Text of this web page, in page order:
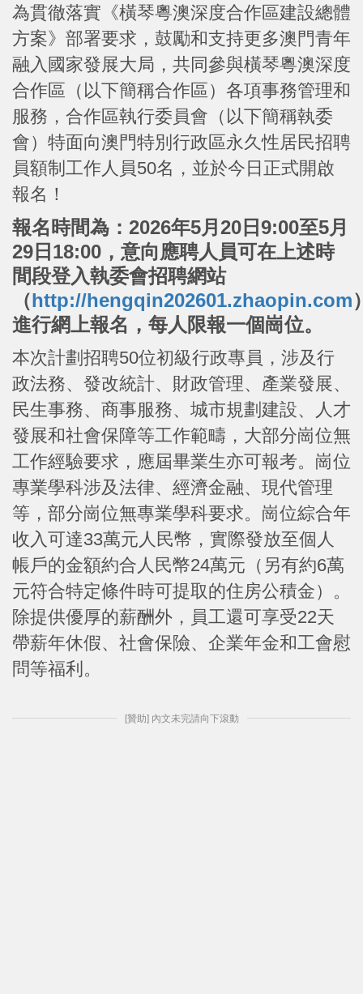
為貫徹落實《橫琴粵澳深度合作區建設總體
方案》部署要求，鼓勵和支持更多澳門青年
融入國家發展大局，共同參與橫琴粵澳深度
合作區（以下簡稱合作區）各項事務管理和
服務，合作區執行委員會（以下簡稱執委
會）特面向澳門特別行政區永久性居民招聘
員額制工作人員50名，並於今日正式開啟
報名！
報名時間為：2026年5月20日9:00至5月
29日18:00，意向應聘人員可在上述時
間段登入執委會招聘網站
（http://hengqin202601.zhaopin.com
進行網上報名，每人限報一個崗位。
本次計劃招聘50位初級行政專員，涉及行
政法務、發改統計、財政管理、產業發展、
民生事務、商事服務、城市規劃建設、人才
發展和社會保障等工作範疇，大部分崗位無
工作經驗要求，應屆畢業生亦可報考。崗位
專業學科涉及法律、經濟金融、現代管理
等，部分崗位無專業學科要求。崗位綜合年
收入可達33萬元人民幣，實際發放至個人
帳戶的金額約合人民幣24萬元（另有約6萬
元符合特定條件時可提取的住房公積金）。
除提供優厚的薪酬外，員工還可享受22天
帶薪年休假、社會保險、企業年金和工會慰
問等福利。
[贊助] 內文未完請向下滾動